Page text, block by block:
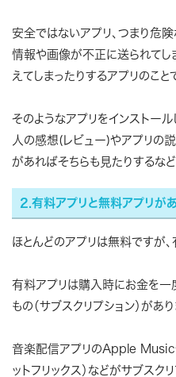
安全ではないアプリ、つまり危
情報や画像が不正に送られてし
えてしまったりするアプリのこと
そのようなアプリをインストー
人の感想(レビュー)やアプリの
があればそちらも見たりするな
2.有料アプリと無料アプリが
ほとんどのアプリは無料ですが、
有料アプリは購入時にお金を一
もの（サブスクリプション）があり
音楽配信アプリのApple Music
ットフリックス）などがサブス